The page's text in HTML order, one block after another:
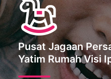
Pusat Jagaan
Yatim Rumah Visi